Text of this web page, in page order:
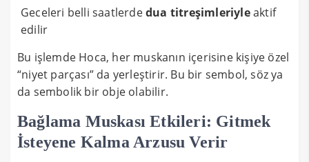
Geceleri belli saatlerdedua titreşimleriyleaktif
edilir
Bu işlemde Hoca, her muskanın içerisine kişiye özel
“niyet parçası” da yerleştirir. Bu bir sembol, söz ya
da sembolik bir obje olabilir.
Bağlama Muskası Etkileri: Gitmek
İsteyene Kalma Arzusu Verir